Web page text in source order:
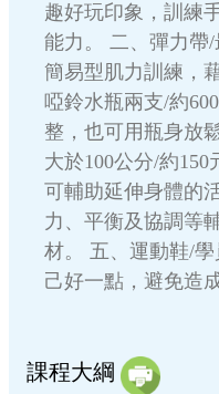
趣好玩印象，訓練
能力。 二、彈力帶
簡易型肌力訓練，
啞鈴水瓶兩支/約
整，也可用瓶身放
大於100公分/約
可輔助延伸身體的
力、平衡及協調等
材。 五、運動鞋/
己好一點，避免造
課程大綱